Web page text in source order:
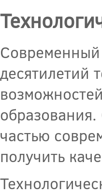
Современный
десятилетий
частью
получить